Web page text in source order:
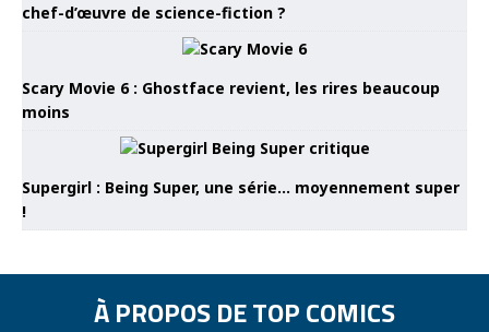
chef-d’œuvre de science-fiction ?
Scary Movie 6 : Ghostface revient, les rires beaucoup
moins
Supergirl : Being Super, une série… moyennement super
!
À PROPOS DE TOP COMICS